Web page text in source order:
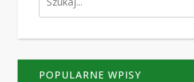
POPULARNE WPISY